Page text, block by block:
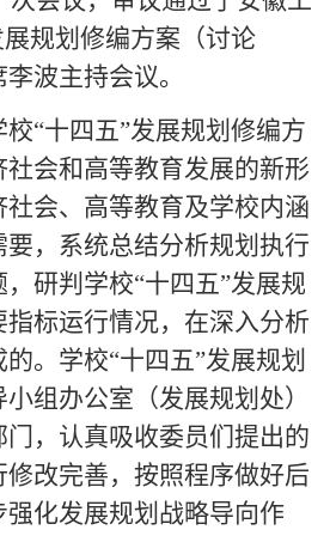
展规划修编方案（讨论
波主持会议。
“十四五”发展规划修编方
会和高等教育发展的新形
会、高等教育及学校内涵
，系统总结分析规划执行
研判学校“十四五”发展规
标运行情况，在深入分析
。学校“十四五”发展规划
组办公室（发展规划处）
，认真吸收委员们提出的
改完善，按照程序做好后
化发展规划战略导向作